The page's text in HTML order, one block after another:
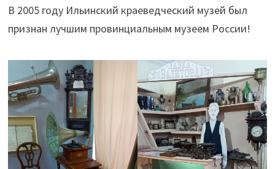
В 2005 году Ильинский краеведческий музей был
признан лучшим провинциальным музеем России!